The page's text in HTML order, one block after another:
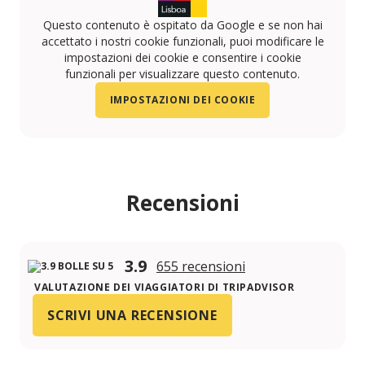
Questo contenuto è ospitato da Google e se non hai
accettato i nostri cookie funzionali, puoi modificare le
impostazioni dei cookie e consentire i cookie
funzionali per visualizzare questo contenuto.
IMPOSTAZIONI DEI COOKIE
Recensioni
3.9 655 recensioni
VALUTAZIONE DEI VIAGGIATORI DI TRIPADVISOR
SCRIVI UNA RECENSIONE